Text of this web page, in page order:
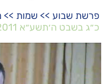
פרשת שבוע >> שמות >>
כ״ג בשבט ה׳תשע״א
נגן
וידאו